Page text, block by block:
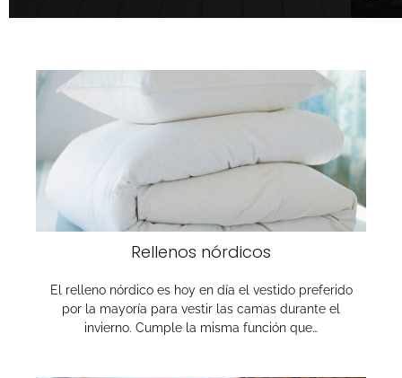
Rellenos nórdicos
El relleno nórdico es hoy en día el vestido preferido
por la mayoría para vestir las camas durante el
invierno. Cumple la misma función que…